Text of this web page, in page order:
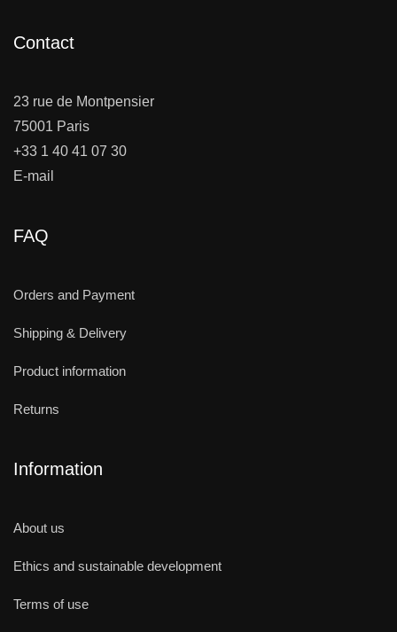
Contact
23 rue de Montpensier
75001 Paris
+33 1 40 41 07 30
E-mail
FAQ
Orders and Payment
Shipping & Delivery
Product information
Returns
Information
About us
Ethics and sustainable development
Terms of use